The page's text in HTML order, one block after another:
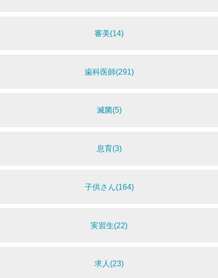
審美(14)
歯科医師(291)
滅菌(5)
息育(3)
子供さん(164)
実習生(22)
求人(23)